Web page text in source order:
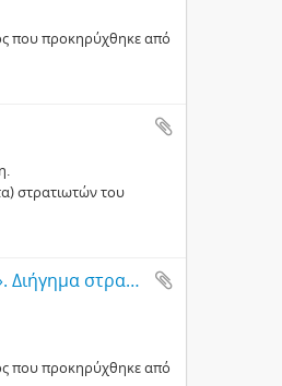
που προκηρύχθηκε από
στρατιωτών του
Δεμέστιχας Γ., «Μία αγωνία δύο νύκτες εις τον Ποταμόν Σαγγάριον». Διήγημα στρατιώτη από τη μικρασιατική εκστρατεία
που προκηρύχθηκε από